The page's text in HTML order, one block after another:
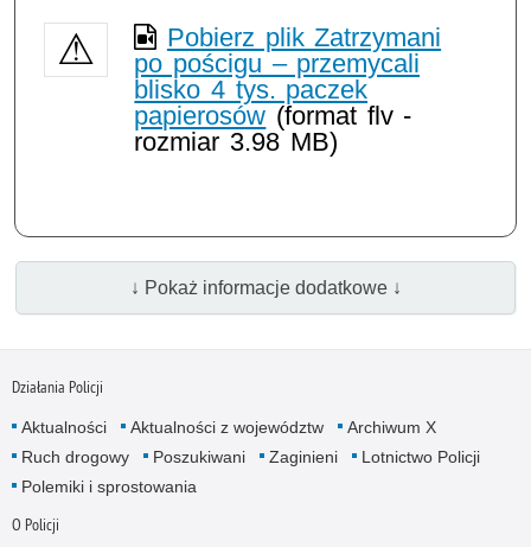
Pobierz plik Zatrzymani
po pościgu – przemycali
blisko 4 tys. paczek
papierosów (format flv -
rozmiar 3.98 MB)
↓ Pokaż informacje dodatkowe ↓
Działania Policji
Aktualności Aktualności z województw
Archiwum X
Ruch drogowy
Poszukiwani Zaginieni
Lotnictwo Policji
Polemiki i sprostowania
O Policji